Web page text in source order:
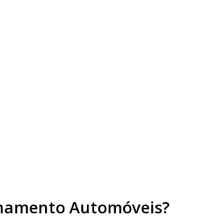
Automóveis?